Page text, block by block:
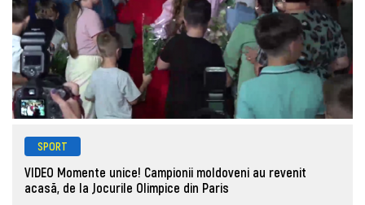
SPORT
VIDEO Momente unice! Campionii moldoveni au revenit
acasă, de la Jocurile Olimpice din Paris